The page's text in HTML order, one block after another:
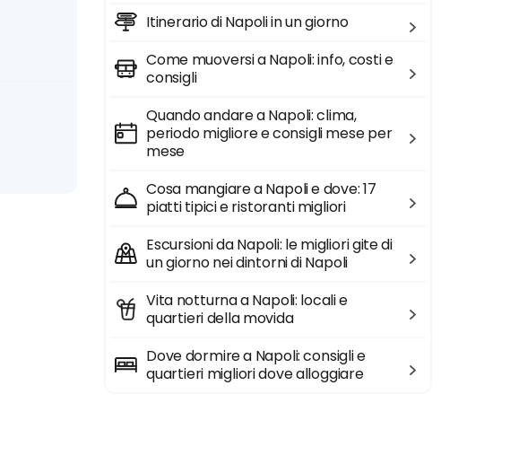
Itinerario di Napoli in un giorno
Come muoversi a Napoli: info, costi e
consigli
Quando andare a Napoli: clima,
periodo migliore e consigli mese per
mese
Cosa mangiare a Napoli e dove: 17
piatti tipici e ristoranti migliori
Escursioni da Napoli: le migliori gite di
un giorno nei dintorni di Napoli
Vita notturna a Napoli: locali e
quartieri della movida
Dove dormire a Napoli: consigli e
quartieri migliori dove alloggiare